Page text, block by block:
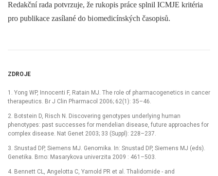
Redakční rada potvrzuje, že rukopis práce splnil ICMJE kritéria
pro publikace zasílané do bi omedicínských časopisů.
ZDROJE
1. Yong WP, Innocenti F, Ratain MJ. The role of pharmacogenetics in cancer
therapeutics. Br J Clin Pharmacol 2006; 62(1): 35–46.
2. Botstein D, Risch N. Discovering genotypes underlying human
phenotypes: past successes for mendelian disease, future approaches for
complex disease. Nat Genet 2003; 33 (Suppl): 228–237.
3. Snustad DP, Siemens MJ. Genomika. In: Snustad DP, Siemens MJ (eds).
Genetika. Brno: Masarykova univerzita 2009 : 461–503.
4. Bennett CL, Angelotta C, Yarnold PR et al. Thalidomide -⁠ and